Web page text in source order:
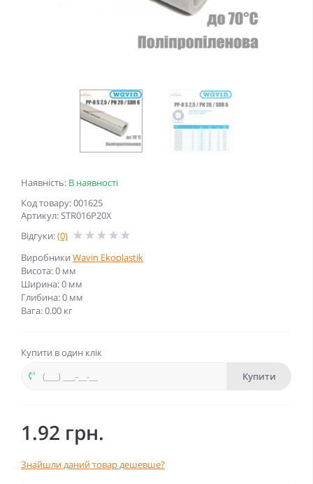
Наявність: В наявності
Код товару: 001625
Артикул: STR016P20X
Відгуки:(0)
Виробники Wavin Ekoplastik
Висота: 0 мм
Ширина: 0 мм
Глибина: 0 мм
Вага: 0.00 кг
Купити в один клік
Купити
1.92 грн.
Знайшли даний товар дешевше?